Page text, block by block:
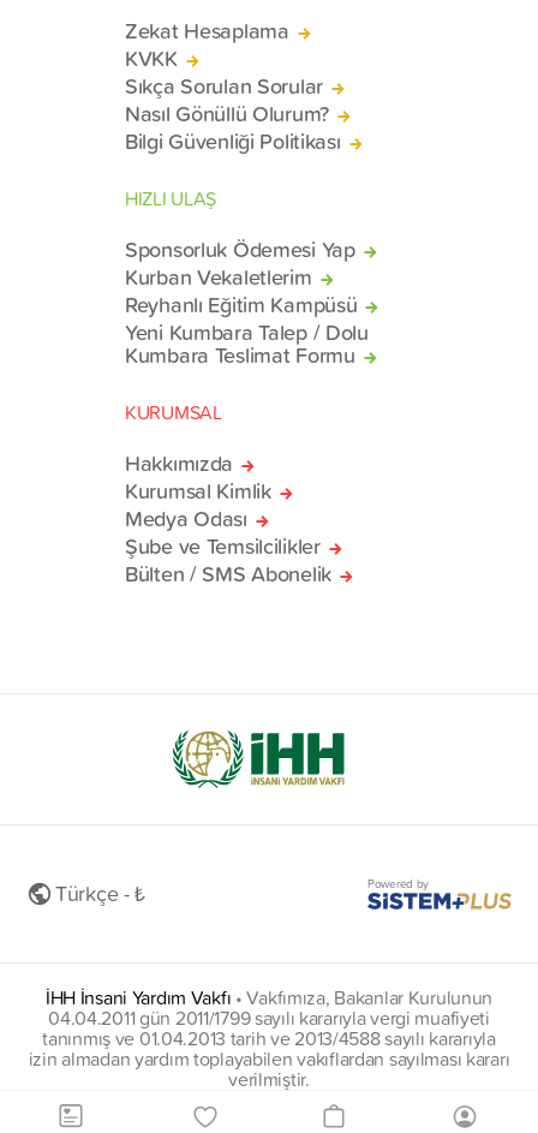
Zekat Hesaplama
KVKK
Sıkça Sorulan Sorular
Nasıl Gönüllü Olurum?
Bilgi Güvenliği Politikası
HIZLI ULAŞ
Sponsorluk Ödemesi Yap
Kurban Vekaletlerim
Reyhanlı Eğitim Kampüsü
Yeni Kumbara Talep / Dolu
Kumbara Teslimat Formu
KURUMSAL
Hakkımızda
Kurumsal Kimlik
Medya Odası
Şube ve Temsilcilikler
Bülten / SMS Abonelik
Türkçe - ₺ Powered by
İHH İnsani Yardım Vakfı •Vakfımıza, Bakanlar Kurulunun
04.04.2011 gün 2011/1799 sayılı kararıyla vergi muafiyeti
tanınmış ve 01.04.2013 tarih ve 2013/4588 sayılı kararıyla
izin almadan yardım toplayabilen vakıflardan sayılması kararı
verilmiştir.
insani@hs01.kep.tr